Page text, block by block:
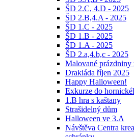
ŠD 2.C, 4.D - 2025
ŠD 2.B,4.A - 2025
ŠD 1.C - 2025
ŠD 1.B - 2025
ŠD 1.A - 2025
ŠD 2.a,4.b,c - 2025
Malované prázdniny
Drakiáda říjen 2025
Happy Halloween!
Exkurze do
1.B hra s kaštany
Strašidelný dům
Halloween ve 3.A
Návštěva Centra